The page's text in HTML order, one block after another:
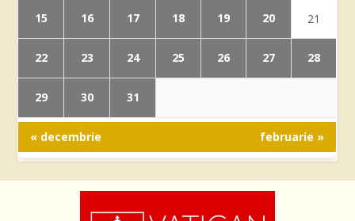
15 16 17 18 19 20 21
22 23 24 25 26 27 28
29 30 31
« decembrie februarie »